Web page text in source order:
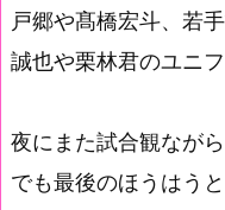
戸郷や髙橋宏斗、若
誠也や栗林君のユニ
夜にまた試合観ながら
でも最後のほうはう